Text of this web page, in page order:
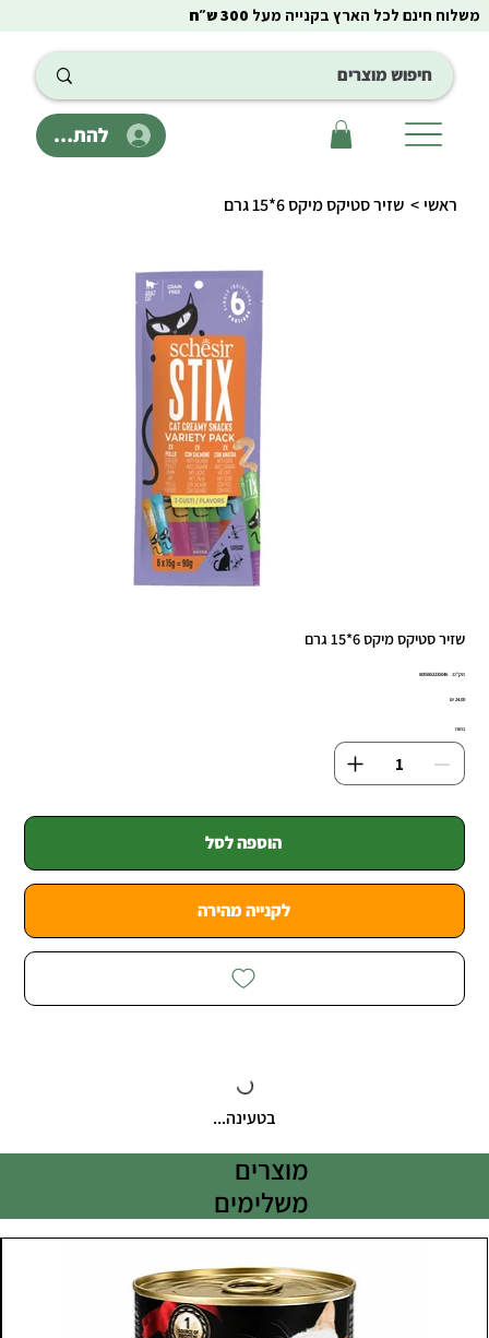
להתחבר
משלוח חינם לכל הארץ בקנייה מעל 300 ש״ח
ראשי > שזיר סטיקס מיקס 6*15 גרם
שזיר סטיקס מיקס 6*15 גרם
מק"ט:
מק"ט
8005852235046
מחיר‏24.00 ‏₪
כמות
הוספה לסל
לקנייה מהירה
בטעינה...
מוצרים
משלימים